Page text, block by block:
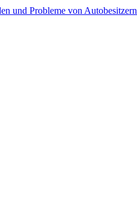
und Probleme von Autobesitzern